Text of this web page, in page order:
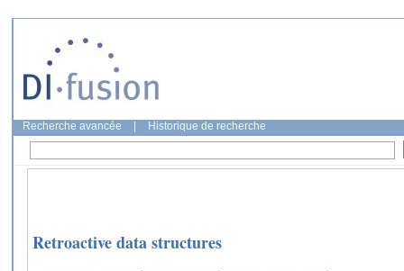
Recherche avancée Historique de recherche
Retroactive data structures